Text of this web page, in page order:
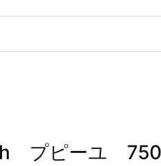
プピーユ